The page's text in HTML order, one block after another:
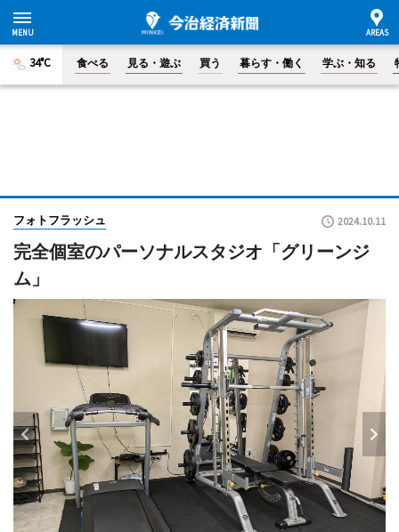
34°C 食べる 見る・遊ぶ 買う 暮らす・働く 学ぶ・知る
フォトフラッシュ 2024.10.11
完全個室のパーソナルスタジオ「グリーンジ
ム」